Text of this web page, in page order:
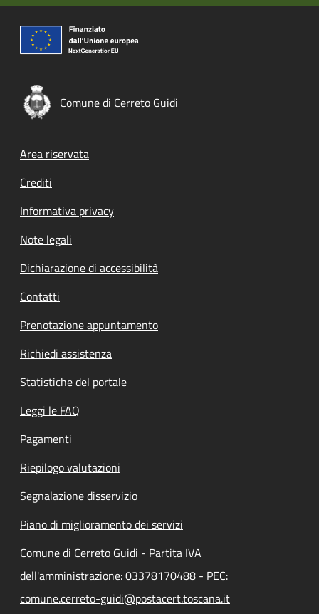
Comune di Cerreto Guidi
Footer menu
Area riservata
Crediti
Informativa privacy
Note legali
Dichiarazione di accessibilità
Contatti
Prenotazione appuntamento
Richiedi assistenza
Statistiche del portale
Leggi le FAQ
Pagamenti
Riepilogo valutazioni
Segnalazione disservizio
Piano di miglioramento dei servizi
Comune di Cerreto Guidi - Partita IVA
dell'amministrazione: 03378170488 - PEC:
comune.cerreto-guidi@postacert.toscana.it